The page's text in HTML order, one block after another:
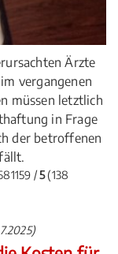
Ärzte
vergangenen
müssen letztlich
in Frage
der betroffenen
/5(138